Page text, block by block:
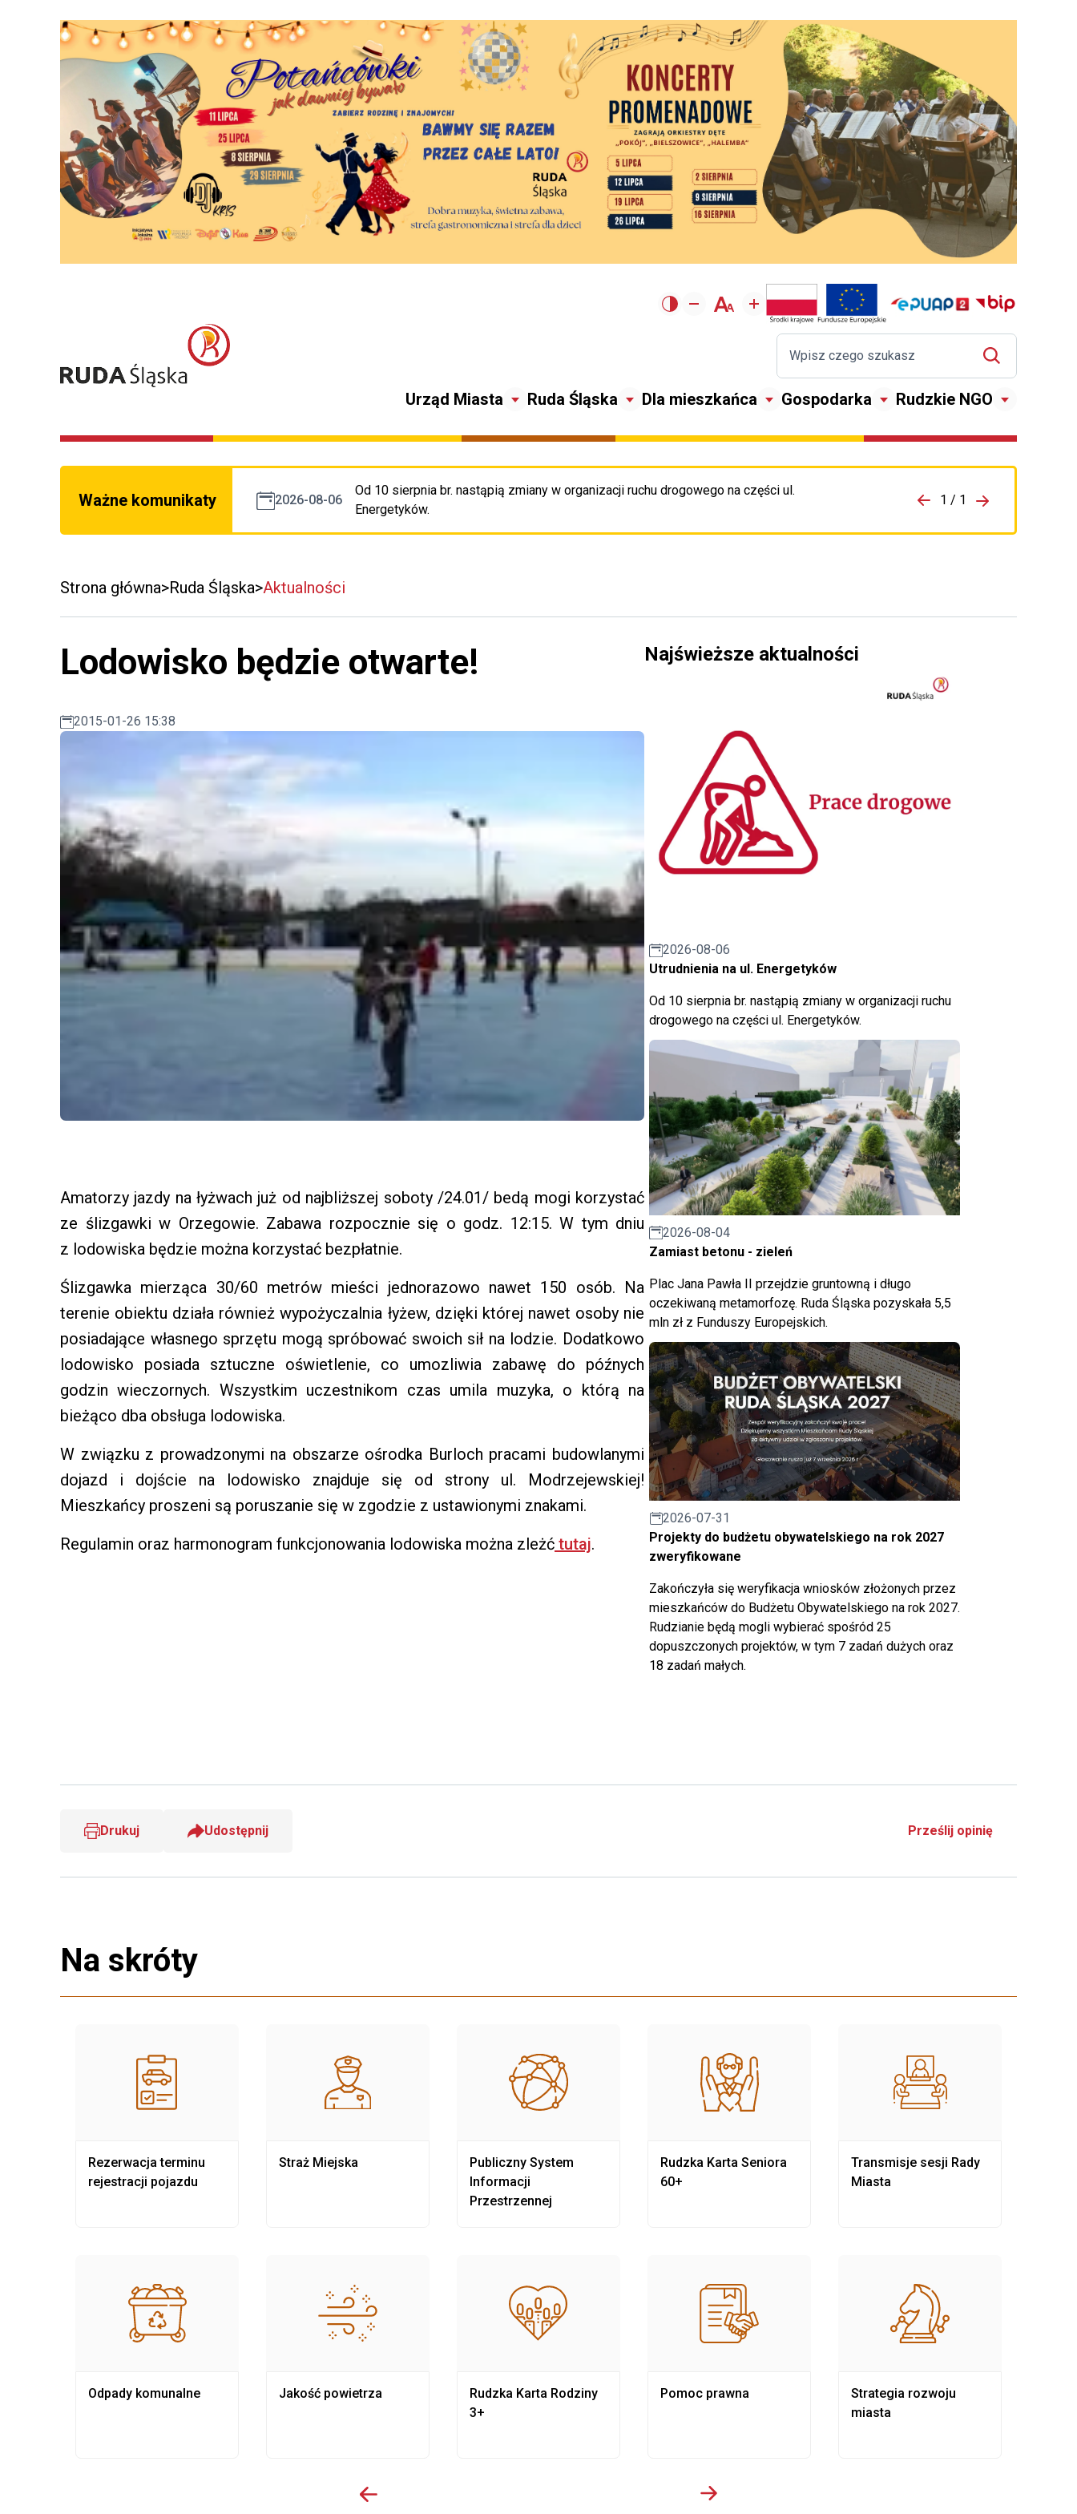
Urząd Miasta Ruda Śląska Dla mieszkańca Gospodarka Rudzkie NGO
Ważne komunikaty 2026-08-06
Od 10 sierpnia br. nastąpią zmiany w organizacji ruchu drogowego na części ul.
Energetyków.
Przejdź do porzpedniego komunikatu 1 / 1
Przejdź do
Strona główna Ruda Śląska Aktualności
Lodowisko będzie otwarte!
2015-01-26 15:38
Amatorzy jazdy na łyżwach już od najbliższej soboty /24.01/ bedą mogi korzystać
ze ślizgawki w Orzegowie. Zabawa rozpocznie się o godz. 12:15. W tym dniu
z lodowiska będzie można korzystać bezpłatnie.
Ślizgawka mierząca 30/60 metrów mieści jednorazowo nawet 150 osób. Na
terenie obiektu działa również wypożyczalnia łyżew, dzięki której nawet osoby nie
posiadające własnego sprzętu mogą spróbować swoich sił na lodzie. Dodatkowo
lodowisko posiada sztuczne oświetlenie, co umozliwia zabawę do późnych
godzin wieczornych. Wszystkim uczestnikom czas umila muzyka, o którą na
bieżąco dba obsługa lodowiska.
W związku z prowadzonymi na obszarze ośrodka Burloch pracami budowlanymi
dojazd i dojście na lodowisko znajduje się od strony ul. Modrzejewskiej!
Mieszkańcy proszeni są poruszanie się w zgodzie z ustawionymi znakami.
Regulamin oraz harmonogram funkcjonowania lodowiska można zleżć tutaj.
Najświeższe aktualności
2026-08-06
Utrudnienia na ul. Energetyków
Od 10 sierpnia br. nastąpią zmiany w organizacji ruchu
drogowego na części ul. Energetyków.
2026-08-04
Zamiast betonu - zieleń
Plac Jana Pawła II przejdzie gruntowną i długo
oczekiwaną metamorfozę. Ruda Śląska pozyskała 5,5
mln zł z Funduszy Europejskich.
2026-07-31
Projekty do budżetu obywatelskiego na rok 2027
zweryfikowane
Zakończyła się weryfikacja wniosków złożonych przez
mieszkańców do Budżetu Obywatelskiego na rok 2027.
Rudzianie będą mogli wybierać spośród 25
dopuszczonych projektów, w tym 7 zadań dużych oraz
18 zadań małych.
Drukuj Udostępnij Prześlij opinię
Na skróty
Rezerwacja terminu
rejestracji pojazdu
Odpady komunalne
Straż Miejska
Jakość powietrza
Publiczny System
Informacji
Przestrzennej
Rudzka Karta Rodziny
3+
Rudzka Karta Seniora
60+
Pomoc prawna
Transmisje sesji Rady
Miasta
Strategia rozwoju
miasta